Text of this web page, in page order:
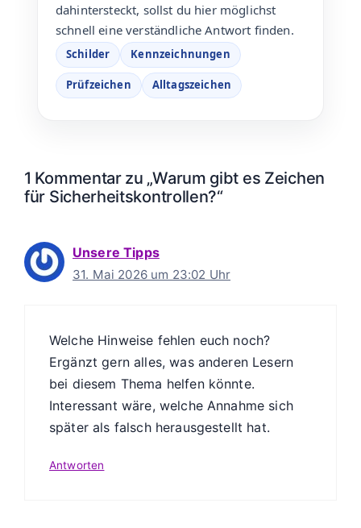
dahintersteckt, sollst du hier möglichst
schnell eine verständliche Antwort finden.
Schilder Kennzeichnungen
Prüfzeichen Alltagszeichen
1 Kommentar zu „Warum gibt es Zeichen
für Sicherheitskontrollen?“
Unsere Tipps
31. Mai 2026 um 23:02 Uhr
Welche Hinweise fehlen euch noch?
Ergänzt gern alles, was anderen Lesern
bei diesem Thema helfen könnte.
Interessant wäre, welche Annahme sich
später als falsch herausgestellt hat.
Antworten